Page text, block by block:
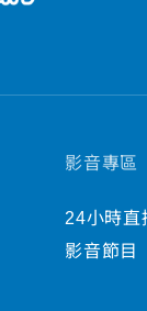
影音專區
24小時直
影音節目